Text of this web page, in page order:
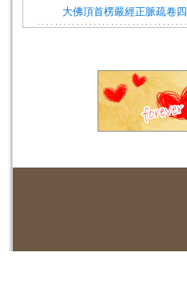
大佛頂首楞嚴經正脈疏卷四